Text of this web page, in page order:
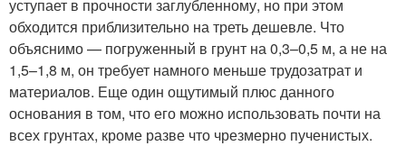
уступает в прочности заглубленному, но при этом
обходится приблизительно на треть дешевле. Что
объяснимо — погруженный в грунт на 0,3–0,5 м, а не на
1,5–1,8 м, он требует намного меньше трудозатрат и
материалов. Еще один ощутимый плюс данного
основания в том, что его можно использовать почти на
всех грунтах, кроме разве что чрезмерно пученистых.